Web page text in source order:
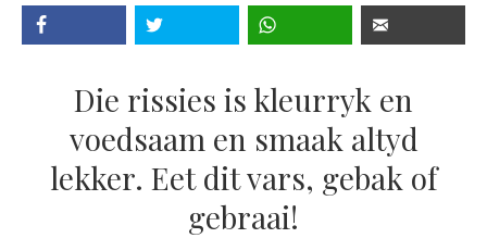
Die rissies is kleurryk en
voedsaam en smaak altyd
lekker. Eet dit vars, gebak of
gebraai!